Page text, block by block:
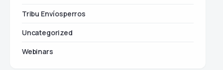
Tribu Envíosperros
Uncategorized
Webinars